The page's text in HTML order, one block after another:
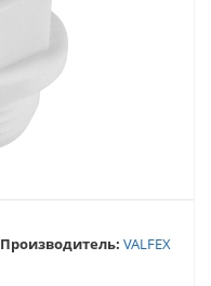
Производитель: VALFEX